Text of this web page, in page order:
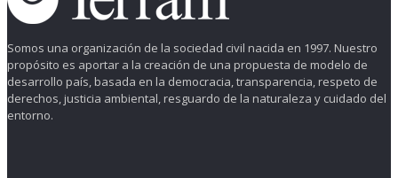
Somos una organización de la sociedad civil nacida en 1997. Nuestro
propósito es aportar a la creación de una propuesta de modelo de
desarrollo país, basada en la democracia, transparencia, respeto de
derechos, justicia ambiental, resguardo de la naturaleza y cuidado del
entorno.